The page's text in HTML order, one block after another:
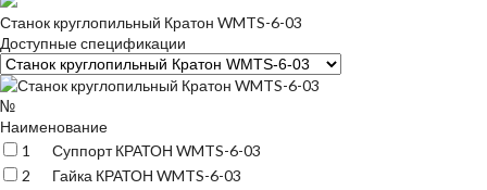
Станок круглопильный Кратон WMTS-6-03
Доступные спецификации
№
Наименование
1
Суппорт КРАТОН WMTS-6-03
2
Гайка КРАТОН WMTS-6-03